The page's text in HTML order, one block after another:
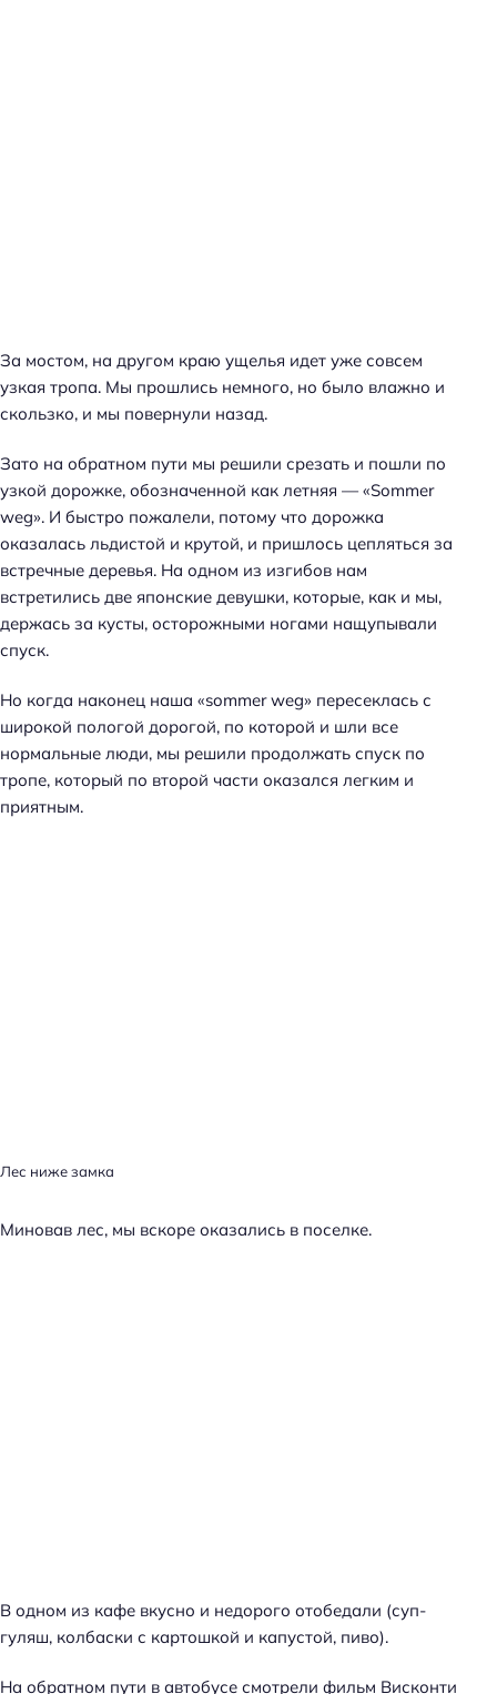
За мостом, на другом краю ущелья идет уже совсем
узкая тропа. Мы прошлись немного, но было влажно и
скользко, и мы повернули назад.
Зато на обратном пути мы решили срезать и пошли по
узкой дорожке, обозначенной как летняя — «Sommer
weg». И быстро пожалели, потому что дорожка
оказалась льдистой и крутой, и пришлось цепляться за
встречные деревья. На одном из изгибов нам
встретились две японские девушки, которые, как и мы,
держась за кусты, осторожными ногами нащупывали
спуск.
Но когда наконец наша «sommer weg» пересеклась с
широкой пологой дорогой, по которой и шли все
нормальные люди, мы решили продолжать спуск по
тропе, который по второй части оказался легким и
приятным.
Лес ниже замка
Миновав лес, мы вскоре оказались в поселке.
В одном из кафе вкусно и недорого отобедали (суп-
гуляш, колбаски с картошкой и капустой, пиво).
На обратном пути в автобусе смотрели фильм Висконти